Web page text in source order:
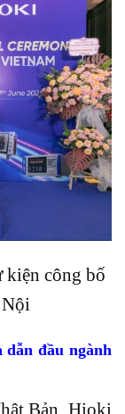
công bố
đầu ngành
Bản, Hioki